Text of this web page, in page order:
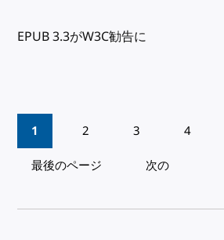
EPUB 3.3がW3C勧告に
Pagination
1 2 3 4
最後のページ
次の